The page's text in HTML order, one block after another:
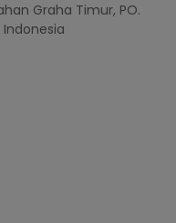
Graha Timur, PO.
Indonesia